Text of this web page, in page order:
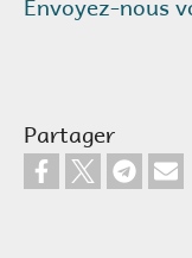
Envoyez-nous
Partager